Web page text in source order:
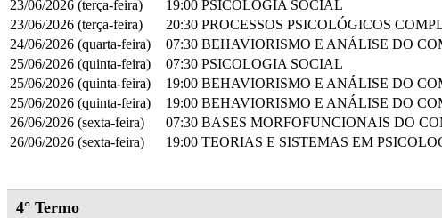
23/06/2026 (terça-feira)
19:00 PSICOLOGIA SOCIAL
23/06/2026 (terça-feira)
20:30 PROCESSOS PSICOLÓGICOS
24/06/2026 (quarta-feira)
07:30 BEHAVIORISMO E ANÁLISE DO
25/06/2026 (quinta-feira)
07:30 PSICOLOGIA SOCIAL
25/06/2026 (quinta-feira)
19:00 BEHAVIORISMO E ANÁLISE DO
25/06/2026 (quinta-feira)
19:00 BEHAVIORISMO E ANÁLISE DO
26/06/2026 (sexta-feira)
07:30 BASES MORFOFUNCIONAIS DO
26/06/2026 (sexta-feira)
19:00 TEORIAS E SISTEMAS EM
4° Termo